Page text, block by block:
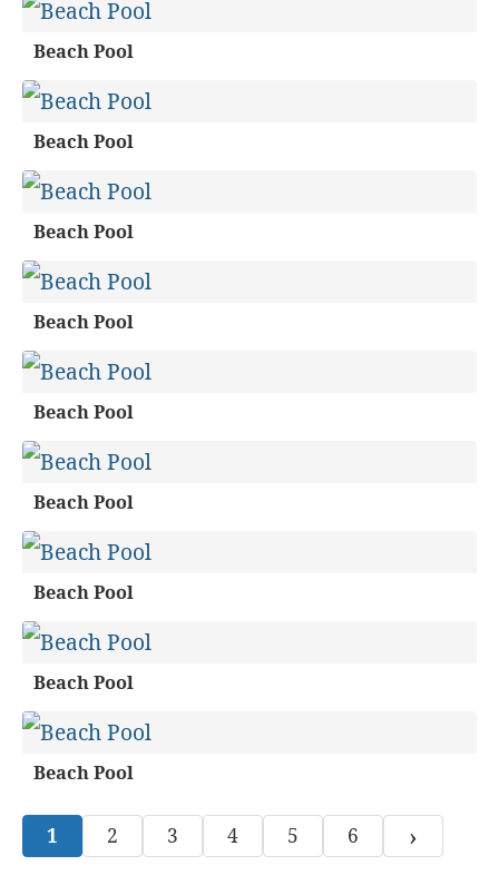
Beach Pool
Beach Pool
Beach Pool
Beach Pool
Beach Pool
Beach Pool
Beach Pool
Beach Pool
Beach Pool
1 2 3 4 5 6 ›